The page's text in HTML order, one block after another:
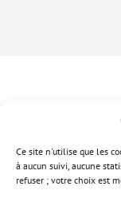
Ce site n'utilise que les
à aucun suivi, aucune
refuser ; votre choix est
CONTACT